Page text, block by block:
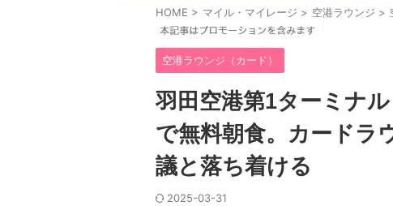
HOME > マイル・マイレージ > 空港ラウンジ >
空港ラウンジ（カード）
羽田空港第1ターミナ
で無料朝食。カードラ
議と落ち着ける
2025-03-31